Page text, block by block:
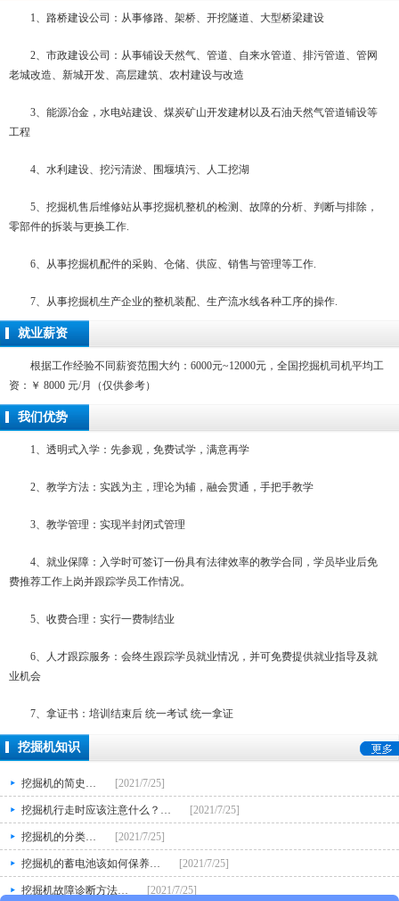
1、路桥建设公司：从事修路、架桥、开挖隧道、大型桥梁建设
2、市政建设公司：从事铺设天然气、管道、自来水管道、排污管道、管网
老城改造、新城开发、高层建筑、农村建设与改造
3、能源冶金，水电站建设、煤炭矿山开发建材以及石油天然气管道铺设等
工程
4、水利建设、挖污清淤、围堰填污、人工挖湖
5、挖掘机售后维修站从事挖掘机整机的检测、故障的分析、判断与排除，
零部件的拆装与更换工作.
6、从事挖掘机配件的采购、仓储、供应、销售与管理等工作.
7、从事挖掘机生产企业的整机装配、生产流水线各种工序的操作.
就业薪资
根据工作经验不同薪资范围大约：6000元~12000元，全国挖掘机司机平均工
资：￥ 8000 元/月（仅供参考）
我们优势
1、透明式入学：先参观，免费试学，满意再学
2、教学方法：实践为主，理论为辅，融会贯通，手把手教学
3、教学管理：实现半封闭式管理
4、就业保障：入学时可签订一份具有法律效率的教学合同，学员毕业后免
费推荐工作上岗并跟踪学员工作情况。
5、收费合理：实行一费制结业
6、人才跟踪服务：会终生跟踪学员就业情况，并可免费提供就业指导及就
业机会
7、拿证书：培训结束后 统一考试 统一拿证
挖掘机知识
挖掘机的简史… [2021/7/25]
挖掘机行走时应该注意什么？… [2021/7/25]
挖掘机的分类… [2021/7/25]
挖掘机的蓄电池该如何保养… [2021/7/25]
挖掘机故障诊断方法… [2021/7/25]